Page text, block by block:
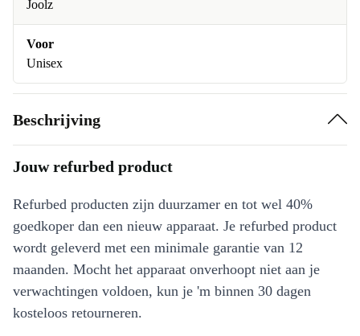
Joolz
Voor
Unisex
Beschrijving
Jouw refurbed product
Refurbed producten zijn duurzamer en tot wel 40%
goedkoper dan een nieuw apparaat. Je refurbed product
wordt geleverd met een minimale garantie van 12
maanden. Mocht het apparaat onverhoopt niet aan je
verwachtingen voldoen, kun je 'm binnen 30 dagen
kosteloos retourneren.